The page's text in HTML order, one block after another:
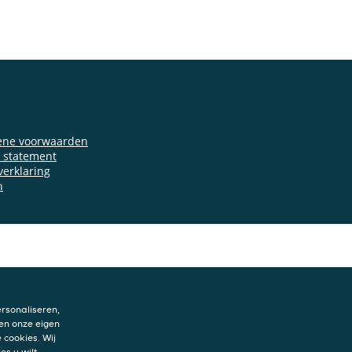
voorwaarden
statement
onze eigen
Wij